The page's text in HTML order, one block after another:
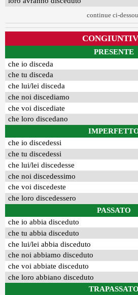
continue ci-
PRESENTE
che io disceda
che tu disceda
che lui/lei disceda
che noi discediamo
che voi discediate
che loro discedano
che io discedessi
che tu discedessi
che lui/lei discedesse
che noi discedessimo
che voi discedeste
che loro discedessero
PASSATO
che io abbia disceduto
che tu abbia disceduto
che lui/lei abbia disceduto
che noi abbiamo disceduto
che voi abbiate disceduto
che loro abbiano disceduto
TRAPASSATO